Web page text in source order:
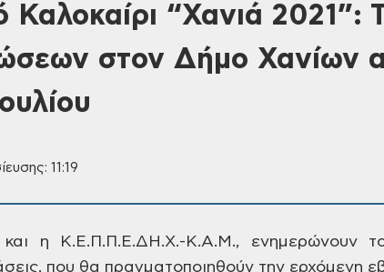
Καλοκαίρι “Χανιά
στον Δήμο Χανίων
11:19
η Κ.Ε.Π.Π.Ε.ΔΗ.Χ.-Κ.Α.Μ., ενημερώνουντο
που θα πραγματοποιηθούν την ερχόμενη